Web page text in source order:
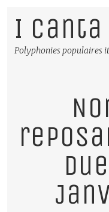
I
Polyphonies populaires